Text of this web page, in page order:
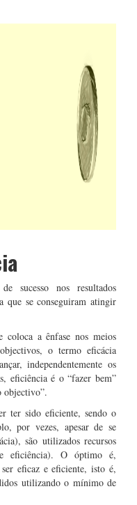
sucesso nos resultados
que se conseguiram atingir
coloca a ênfase nos meios
o termo eficácia
independentemente os
eficiência é o “fazer bem”
objectivo”.
ter sido eficiente, sendo o
por vezes, apesar de se
são utilizados recursos
eficiência). O óptimo é,
eficaz e eficiente, isto é,
utilizando o mínimo de